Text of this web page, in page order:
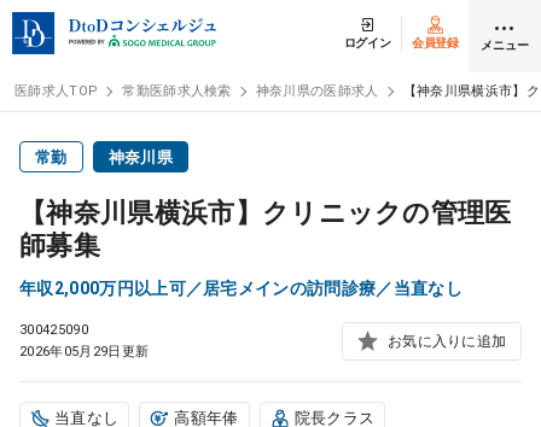
ログイン 会員登録 メニュー
医師求人
常勤検索
医師求人TOP 常勤医師求人検索 神奈川県の医師求人 【神奈川県横浜市】
常勤 神奈川県
【神奈川県横浜市】クリニックの管理医
師募集
年収2,000万円以上可／居宅メインの訪問診療／当直なし
300425090
2026年05月29日更新
お気に入りに追加
当直なし 高額年俸 院長クラス